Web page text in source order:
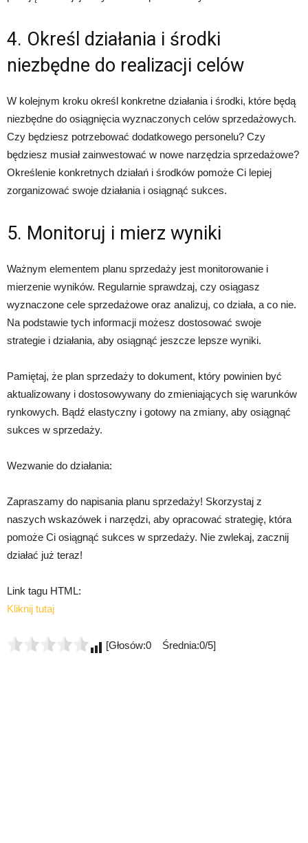
4. Określ działania i środki
niezbędne do realizacji celów
W kolejnym kroku określ konkretne działania i środki, które będą
niezbędne do osiągnięcia wyznaczonych celów sprzedażowych.
Czy będziesz potrzebować dodatkowego personelu? Czy
będziesz musiał zainwestować w nowe narzędzia sprzedażowe?
Określenie konkretnych działań i środków pomoże Ci lepiej
zorganizować swoje działania i osiągnąć sukces.
5. Monitoruj i mierz wyniki
Ważnym elementem planu sprzedaży jest monitorowanie i
mierzenie wyników. Regularnie sprawdzaj, czy osiągasz
wyznaczone cele sprzedażowe oraz analizuj, co działa, a co nie.
Na podstawie tych informacji możesz dostosować swoje
strategie i działania, aby osiągnąć jeszcze lepsze wyniki.
Pamiętaj, że plan sprzedaży to dokument, który powinien być
aktualizowany i dostosowywany do zmieniających się warunków
rynkowych. Bądź elastyczny i gotowy na zmiany, aby osiągnąć
sukces w sprzedaży.
Wezwanie do działania:
Zapraszamy do napisania planu sprzedaży! Skorzystaj z
naszych wskazówek i narzędzi, aby opracować strategię, która
pomoże Ci osiągnąć sukces w sprzedaży. Nie zwlekaj, zacznij
działać już teraz!
Link tagu HTML:
Kliknij tutaj
[Głosów:0 Średnia:0/5]